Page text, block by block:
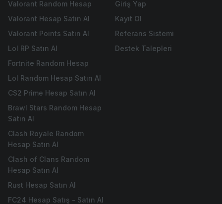
Valorant Random Hesap
Valorant Hesap Satın Al
Valorant Points Satın Al
Lol RP Satın Al
Fortnite Random Hesap
Lol Random Hesap Satın Al
CS2 Prime Hesap Satın Al
Brawl Stars Random Hesap
Satın Al
Clash Royale Random
Hesap Satın Al
Clash of Clans Random
Hesap Satın Al
Rust Hesap Satın Al
FC24 Hesap Satış - Satın Al
Giriş Yap
Kayıt Ol
Referans Sistemi
Destek Talepleri